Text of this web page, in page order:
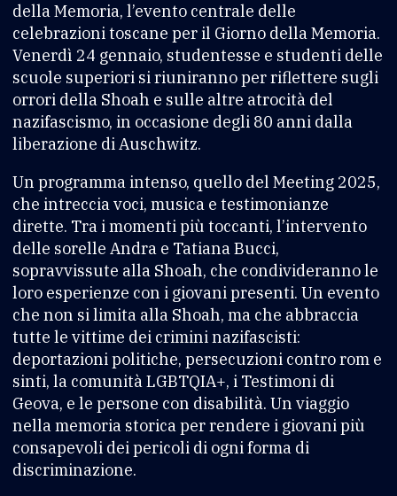
della Memoria, l’evento centrale delle
celebrazioni toscane per il Giorno della Memoria.
Venerdì 24 gennaio, studentesse e studenti delle
scuole superiori si riuniranno per riflettere sugli
orrori della Shoah e sulle altre atrocità del
nazifascismo, in occasione degli 80 anni dalla
liberazione di Auschwitz.
Un programma intenso, quello del Meeting 2025,
che intreccia voci, musica e testimonianze
dirette. Tra i momenti più toccanti, l’intervento
delle sorelle Andra e Tatiana Bucci,
sopravvissute alla Shoah, che condivideranno le
loro esperienze con i giovani presenti. Un evento
che non si limita alla Shoah, ma che abbraccia
tutte le vittime dei crimini nazifascisti:
deportazioni politiche, persecuzioni contro rom e
sinti, la comunità LGBTQIA+, i Testimoni di
Geova, e le persone con disabilità. Un viaggio
nella memoria storica per rendere i giovani più
consapevoli dei pericoli di ogni forma di
discriminazione.